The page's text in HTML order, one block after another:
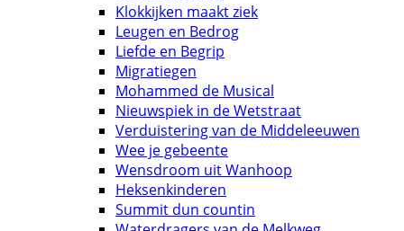
Klokkijken maakt ziek
Leugen en Bedrog
Liefde en Begrip
Migratiegen
Mohammed de Musical
Nieuwspiek in de Wetstraat
Verduistering van de Middeleeuwen
Wee je gebeente
Wensdroom uit Wanhoop
Heksenkinderen
Summit dun countin